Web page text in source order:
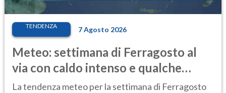
TENDENZA 7 Agosto 2026
Meteo: settimana di Ferragosto al
via con caldo intenso e qualche
temporale
La tendenza meteo per la settimana di Ferragosto